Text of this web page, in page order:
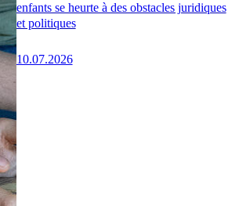
enfants se heurte à des obstacles juridiques
et politiques
10.07.2026